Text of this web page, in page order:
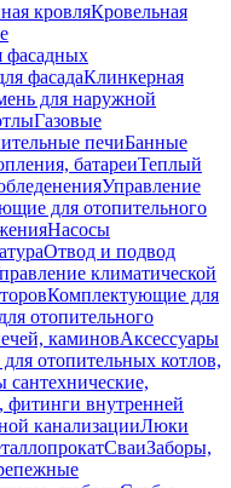
кровляКровельная
фасадных
фасадаКлинкерная
для наружной
Газовые
печиБанные
батареиТеплый
Управление
для отопительного
Насосы
Отвод и подвод
климатической
Комплектующие для
отопительного
каминовАксессуары
отопительных котлов,
сантехнические,
фитинги внутренней
канализацииЛюки
СваиЗаборы,